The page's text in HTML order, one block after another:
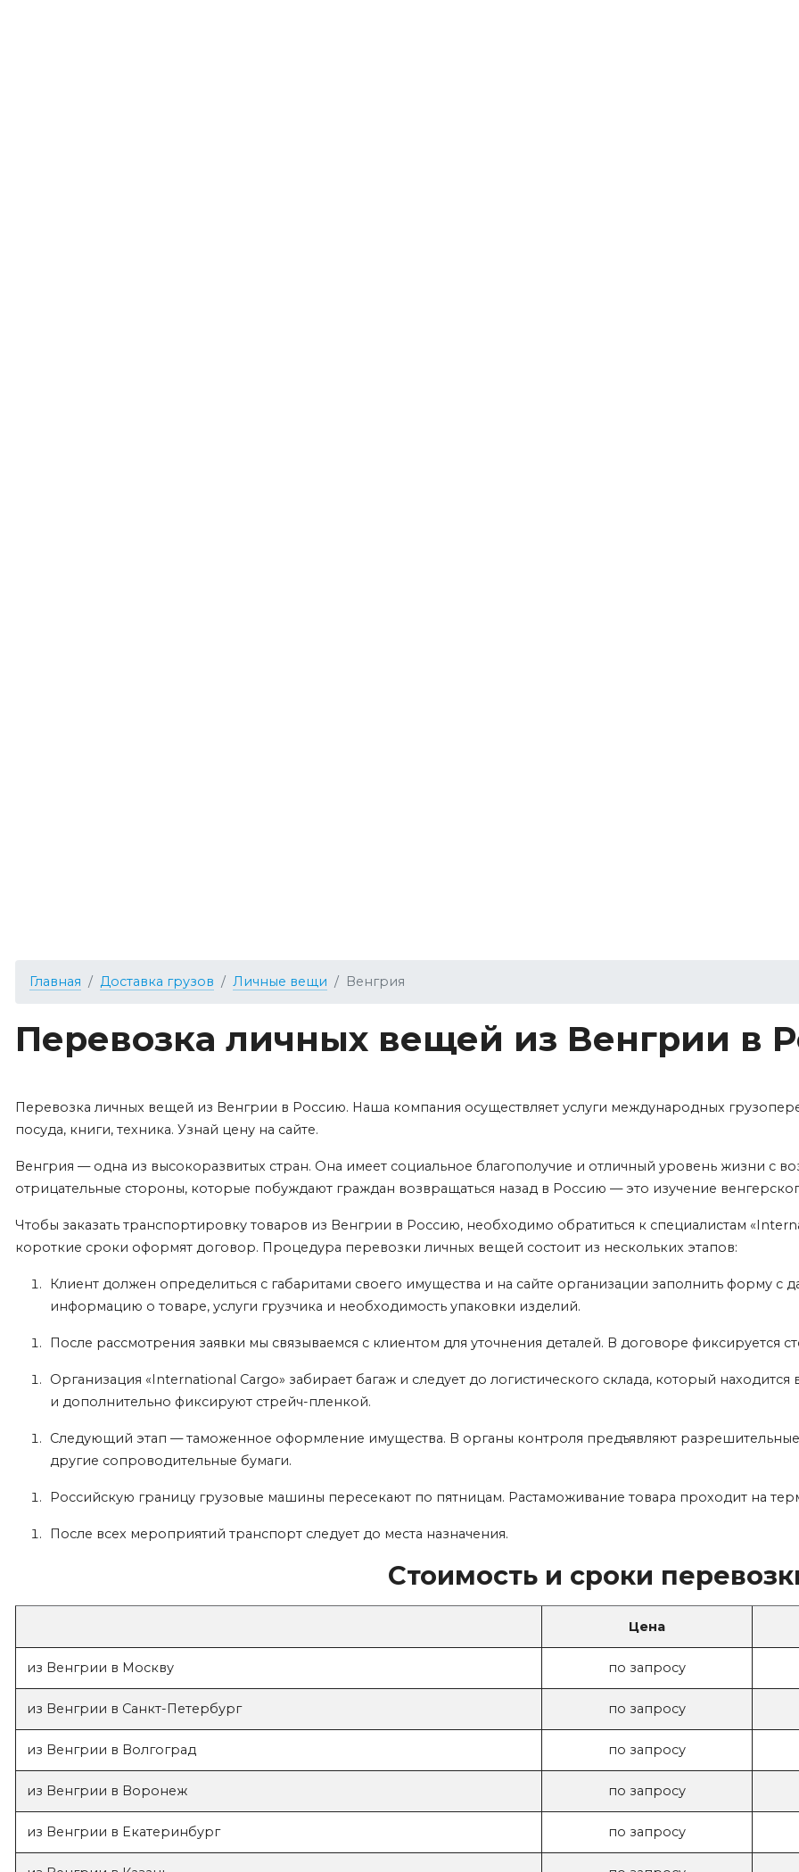
Главная Доставка грузов Личные вещи Венгрия
Перевозка личных вещей из Венгрии в
Перевозка личных вещей из Венгрии в Россию. Наша компания осуществляет услуги международных
посуда, книги, техника. Узнай цену на сайте.
Венгрия — одна из высокоразвитых стран. Она имеет социальное благополучие и отличный уровень жизни с
отрицательные стороны, которые побуждают граждан возвращаться назад в Россию — это изучение
Чтобы заказать транспортировку товаров из Венгрии в Россию, необходимо обратиться к специалистам
короткие сроки оформят договор. Процедура перевозки личных вещей состоит из нескольких этапов:
Клиент должен определиться с габаритами своего имущества и на сайте организации заполнить форму с
информацию о товаре, услуги грузчика и необходимость упаковки изделий.
После рассмотрения заявки мы связываемся с клиентом для уточнения деталей. В договоре фиксируется
Организация «International Cargo» забирает багаж и следует до логистического склада, который
и дополнительно фиксируют стрейч-пленкой.
Следующий этап — таможенное оформление имущества. В органы контроля предъявляют
другие сопроводительные бумаги.
Российскую границу грузовые машины пересекают по пятницам. Растаможивание товара проходит на
После всех мероприятий транспорт следует до места назначения.
Стоимость и сроки
Цена
из Венгрии в Москву по запросу
из Венгрии в Санкт-Петербург по запросу
из Венгрии в Волгоград по запросу
из Венгрии в Воронеж по запросу
из Венгрии в Екатеринбург по запросу